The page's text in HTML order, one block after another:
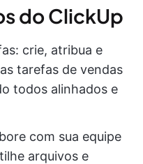
do ClickUp
crie, atribua e
tarefas de vendas
todos alinhados e
com sua equipe
arquivos e